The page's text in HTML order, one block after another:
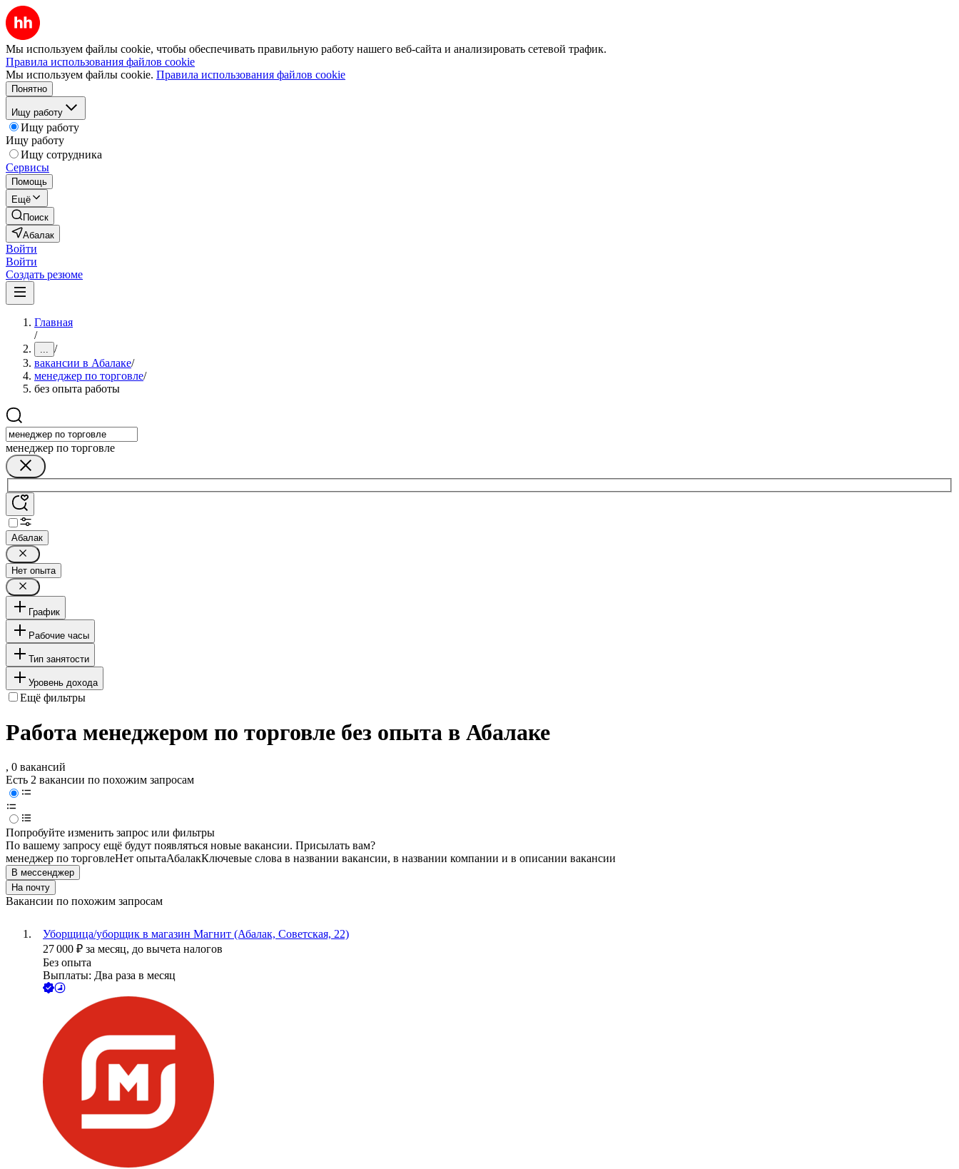
Мы используем файлы cookie, чтобы обеспечивать правильную работу нашего веб-сайта и анализировать сетевой трафик.
Правила использования файлов cookie
Мы используем файлы cookie. Правила использования файлов cookie
Понятно
Ищу работу
Ищу работу
Ищу работу
Ищу сотрудника
Сервисы
Помощь
Ещё
Поиск
Абалак
Войти
Войти
Создать резюме
Главная
/
... /
вакансии в Абалаке/
менеджер по торговле/
без опыта работы
менеджер по торговле
Абалак
Нет опыта
График
Рабочие часы
Тип занятости
Уровень дохода
Ещё фильтры
Работа менеджером по торговле без опыта в Абалаке
, 0 вакансий
Есть 2 вакансии по похожим запросам
Попробуйте изменить запрос или фильтры
По вашему запросу ещё будут появляться новые вакансии. Присылать вам?
менеджер по торговлеНет опытаАбалакКлючевые слова в названии вакансии, в названии компании и в описании вакансии
В мессенджер
На почту
Вакансии по похожим запросам
Уборщица/уборщик в магазин Магнит (Абалак, Советская, 22)
27 000 ₽ за месяц, до вычета налогов
Без опыта
Выплаты: Два раза в месяц